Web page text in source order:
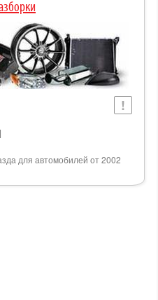
для автомобилей от 2002